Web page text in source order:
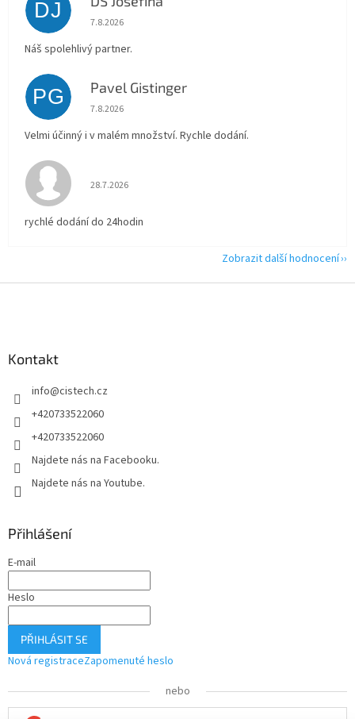
DJ Hodnocení obchodu je 5 z 5 hvězdiček.
7.8.2026
Náš spolehlivý partner.
PG Pavel Gistinger
Hodnocení obchodu je 5 z 5 hvězdiček.
7.8.2026
Velmi účinný i v malém množství. Rychle dodání.
Hodnocení obchodu je 5 z 5 hvězdiček.
28.7.2026
rychlé dodání do 24hodin
Zobrazit další hodnocení
Kontakt
info@cistech.cz
+420733522060
+420733522060
Najdete nás na Facebooku.
Najdete nás na Youtube.
Přihlášení
E-mail
Heslo
PŘIHLÁSIT SE
Nová registraceZapomenuté heslo
nebo